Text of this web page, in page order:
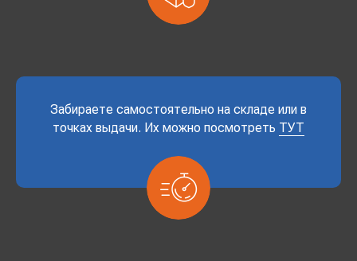
Забираете самостоятельно на складе или в
точках выдачи. Их можно посмотреть ТУТ